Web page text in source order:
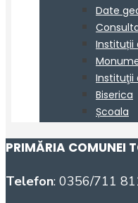
PRIMĂRIA COMUNEI
Telefon: 0356/711